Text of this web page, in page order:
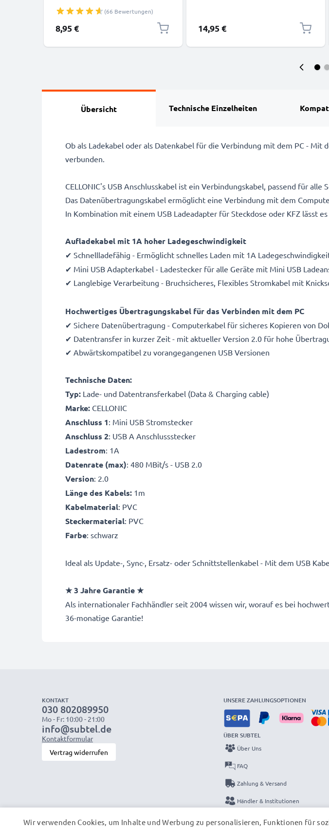
A98927554931,A98941654402
Tabletakku Batterie
(66 Bewertungen)
8,95 €
Tabletakku + Werkzeug-Set Batterie
14,95 €
Übersicht Technische Einzelheiten
Ob als Ladekabel oder als Datenkabel für die Verbindung mit dem PC - Mit
verbunden.
CELLONIC's USB Anschlusskabel ist ein Verbindungskabel, passend für
Das Datenübertragungskabel ermöglicht eine Verbindung mit dem
In Kombination mit einem USB Ladeadapter für Steckdose oder KFZ lässt
Aufladekabel mit 1A hoher Ladegeschwindigkeit
✔ Schnellladefähig - Ermöglicht schnelles Laden mit 1A
✔ Mini USB Adapterkabel - Ladestecker für alle Geräte mit Mini USB
✔ Langlebige Verarbeitung - Bruchsicheres, Flexibles Stromkabel mit
Hochwertiges Übertragungskabel für das Verbinden mit dem PC
✔ Sichere Datenübertragung - Computerkabel für sicheres Kopieren von
✔ Datentransfer in kurzer Zeit - mit aktueller Version 2.0 für hohe
✔ Abwärtskompatibel zu vorangegangenen USB Versionen
Technische Daten:
Typ: Lade- und Datentransferkabel (Data & Charging cable)
Marke: CELLONIC
Anschluss 1: Mini USB Stromstecker
Anschluss 2: USB A Anschlussstecker
Ladestrom: 1A
Datenrate (max): 480 MBit/s - USB 2.0
Version: 2.0
Länge des Kabels: 1m
Kabelmaterial: PVC
Steckermaterial: PVC
Farbe: schwarz
Ideal als Update-, Sync-, Ersatz- oder Schnittstellenkabel - Mit dem USB
★ 3 Jahre Garantie ★
Als internationaler Fachhändler seit 2004 wissen wir, worauf es bei
36-monatige Garantie!
KONTAKT
030 802089950
Mo - Fr: 10:00 - 21:00
info@subtel.de
Kontaktformular
Vertrag widerrufen
UNSERE ZAHLUNGSOPTIONEN
ÜBER SUBTEL
Über Uns
FAQ
Zahlung & Versand
Händler & Institutionen
Kataloge
Wir verwenden Cookies, um Inhalte und Werbung zu personalisieren, Funktionen für